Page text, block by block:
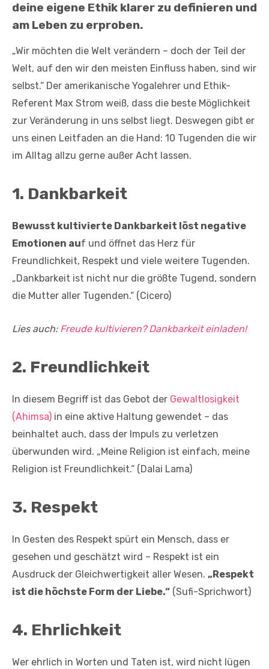
deine eigene Ethik klarer zu definieren und
am Leben zu erproben.
„Wir möchten die Welt verändern – doch der Teil der
Welt, auf den wir den meisten Einfluss haben, sind wir
selbst.“ Der amerikanische Yogalehrer und Ethik-
Referent Max Strom weiß, dass die beste Möglichkeit
zur Veränderung in uns selbst liegt. Deswegen gibt er
uns einen Leitfaden an die Hand: 10 Tugenden die wir
im Alltag allzu gerne außer Acht lassen.
1. Dankbarkeit
Bewusst kultivierte Dankbarkeit löst negative
Emotionen auf und öffnet das Herz für
Freundlichkeit, Respekt und viele weitere Tugenden.
„Dankbarkeit ist nicht nur die größte Tugend, sondern
die Mutter aller Tugenden.“ (Cicero)
Lies auch: Freude kultivieren? Dankbarkeit einladen!
2. Freundlichkeit
In diesem Begriff ist das Gebot der Gewaltlosigkeit
(Ahimsa) in eine aktive Haltung gewendet – das
beinhaltet auch, dass der Impuls zu verletzen
überwunden wird. „Meine Religion ist einfach, meine
Religion ist Freundlichkeit.“ (Dalai Lama)
3. Respekt
In Gesten des Respekt spürt ein Mensch, dass er
gesehen und geschätzt wird – Respekt ist ein
Ausdruck der Gleichwertigkeit aller Wesen. „Respekt
ist die höchste Form der Liebe.“ (Sufi-Sprichwort)
4. Ehrlichkeit
Wer ehrlich in Worten und Taten ist, wird nicht lügen